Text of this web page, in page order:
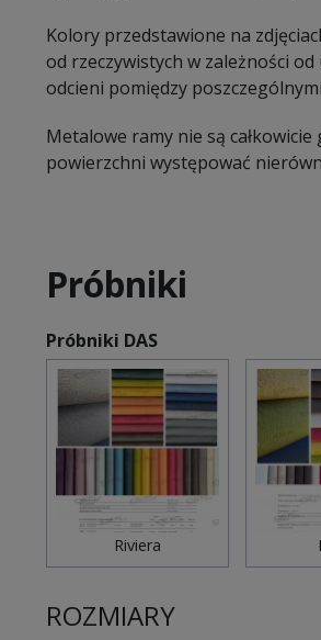
Kolory przedstawione na
od rzeczywistych w zależności
odcieni pomiędzy
Metalowe ramy nie są
powierzchni występować
Próbniki
Próbniki DAS
Riviera
ROZMIARY